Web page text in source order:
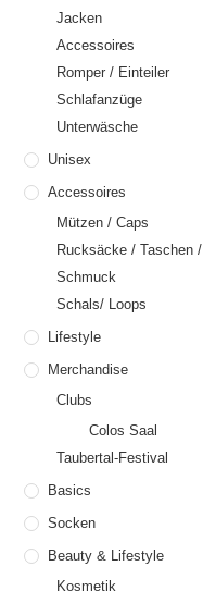
Jacken
Accessoires
Romper / Einteiler
Schlafanzüge
Unterwäsche
Unisex
Accessoires
Mützen / Caps
Rucksäcke / Taschen
Schmuck
Schals/ Loops
Lifestyle
Merchandise
Clubs
Colos Saal
Taubertal-Festival
Basics
Socken
Beauty & Lifestyle
Kosmetik